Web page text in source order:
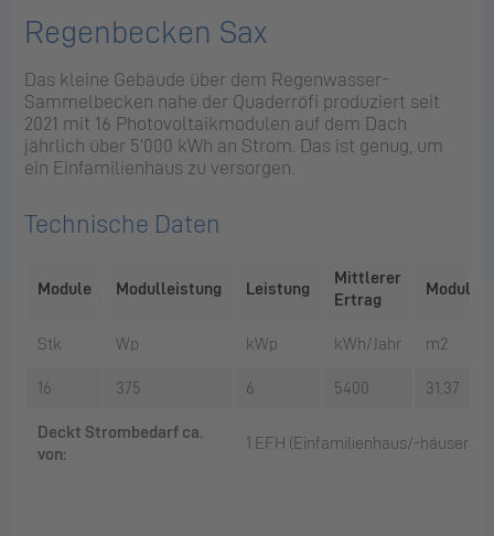
Regenbecken Sax
Das kleine Gebäude über dem Regenwasser-
Sammelbecken nahe der Quaderröfi produziert seit
2021 mit 16 Photovoltaikmodulen auf dem Dach
jährlich über 5’000 kWh an Strom. Das ist genug, um
ein Einfamilienhaus zu versorgen.
Technische Daten
Module Modulleistung Leistung
Mittlerer
Ertrag
Stk Wp kWp kWh/Jahr
m2
16
375 6 5400
31.37
Deckt Strombedarf ca.
von:
1 EFH (Einfamilienhaus/-häuser)